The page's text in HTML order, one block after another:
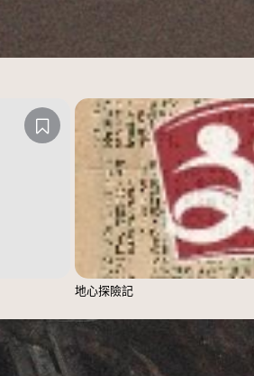
地心探險記